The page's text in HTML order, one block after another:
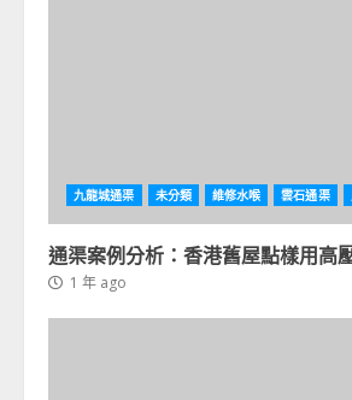
九龍城通渠 未分類 維修水喉 雲石通渠
通渠案例分析：香港舊屋點樣用高
1 年 ago